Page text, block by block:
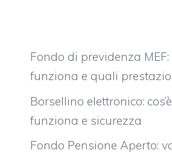
Fondo di previdenza MEF:
funziona e quali
Borsellino elettronico:
funziona e sicurezza
Fondo Pensione Aperto: